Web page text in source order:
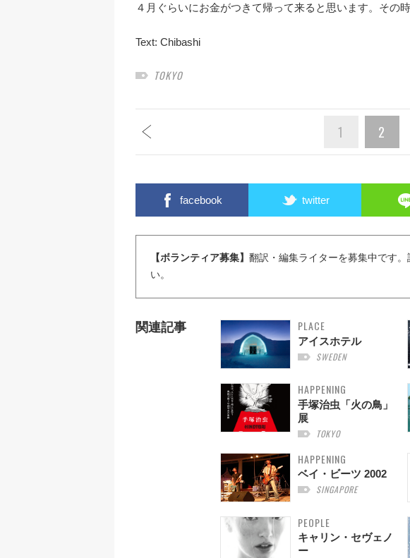
４月ぐらいにお金がつきて帰って来ると思います。その
Text: Chibashi
TOKYO
1 2
facebook twitter
【ボランティア募集】 翻訳・編集ライターを募集中です。
い。
関連記事 PLACE
アイスホテル
SWEDEN
HAPPENING
手塚治虫「火の鳥」
展
TOKYO
HAPPENING
ベイ・ビーツ 2002
SINGAPORE
PEOPLE
キャリン・セヴェノ
ー